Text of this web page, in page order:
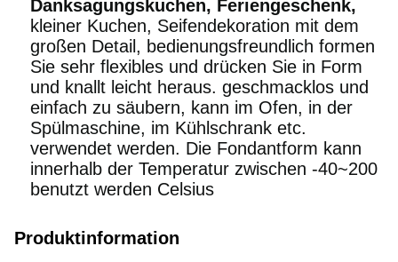
Danksagungskuchen, Feriengeschenk,
kleiner Kuchen, Seifendekoration mit dem
großen Detail, bedienungsfreundlich formen
Sie sehr flexibles und drücken Sie in Form
und knallt leicht heraus. geschmacklos und
einfach zu säubern, kann im Ofen, in der
Spülmaschine, im Kühlschrank etc.
verwendet werden. Die Fondantform kann
innerhalb der Temperatur zwischen -40~200
benutzt werden Celsius
Produktinformation